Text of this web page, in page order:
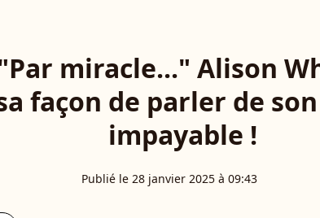
miracle..." Alison
façon de parler de
impayable !
Publié le 28 janvier 2025 à 09:43